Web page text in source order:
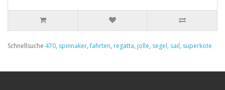
Schnellsuche 470, spinnaker,fahrten, regatta, jolle, segel, sail, superkote